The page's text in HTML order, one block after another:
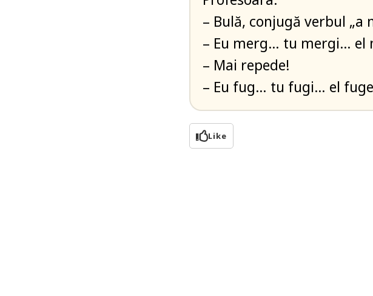
– Bulă, conjugă verbul „a
– Eu merg… tu mergi… el
– Mai repede!
– Eu fug… tu fugi… el
Like